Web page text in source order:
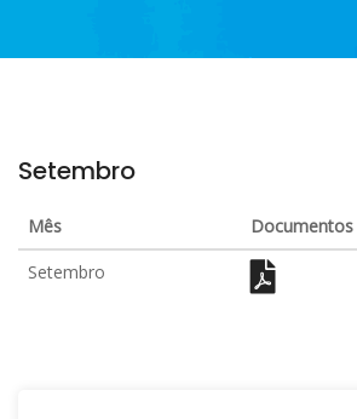
Setembro
Mês
Documentos
Setembro